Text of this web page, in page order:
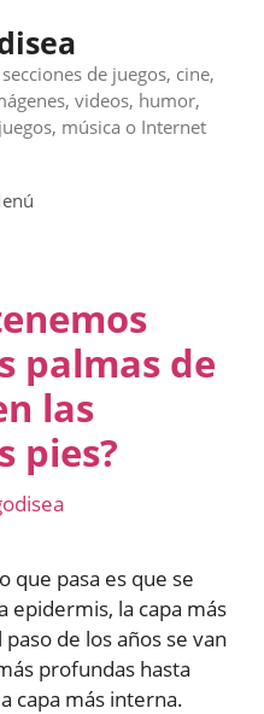
de juegos, cine,
videos, humor,
música o Internet
palmas de
las
pies?
que pasa es que se
epidermis, la capa más
de los años se van
profundas hasta
capa más interna.